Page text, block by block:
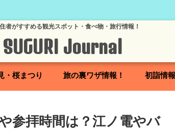
者がすすめる観光スポット・食べ物・旅行情報！
SUGURI Journal
・桜まつり 旅の裏ワザ情報！ 初詣情報
参拝時間は？江ノ電やバ